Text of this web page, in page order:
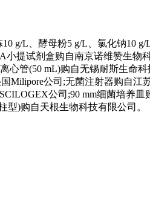
g/L、酵母粉5 g/L、氯化钠10 g/
提试剂盒购自南京诺维赞生物
心管(50 mL)购自无锡耐斯生命
Milipore公司;无菌注射器购自江
公司;90 mm细菌培养皿
)购自天根生物科技有限公司。